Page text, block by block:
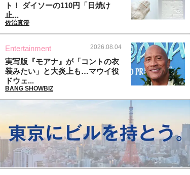
ト！ ダイソーの110円「日焼け
止...
佐治真澄
Entertainment 2026.08.04
実写版『モアナ』が「コントの衣
装みたい」と大炎上も…マウイ役
ドウェ...
BANG SHOWBIZ